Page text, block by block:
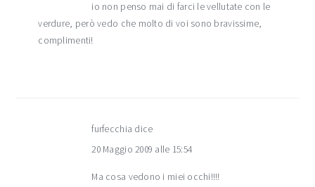
io non penso mai di farci le vellutate con le
verdure, però vedo che molto di voi sono bravissime,
complimenti!
furfecchia dice
20 Maggio 2009 alle 15:54
Ma cosa vedono i miei occhi!!!!